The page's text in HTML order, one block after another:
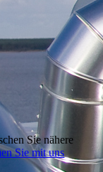
Sie nähere
Sie mit uns